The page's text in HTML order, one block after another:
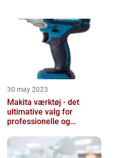
30 may 2023
Makita værktøj - det
ultimative valg for
professionelle og
selv'ere